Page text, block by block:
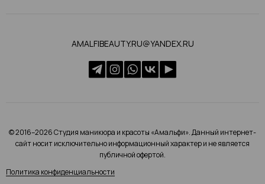
AMALFIBEAUTY.RU@YANDEX.RU
© 2016–2026 Студия маникюра и красоты «Амальфи». Данный интернет-
сайт носит исключительно информационный характер и не является
публичной офертой.
Политика конфиденциальности